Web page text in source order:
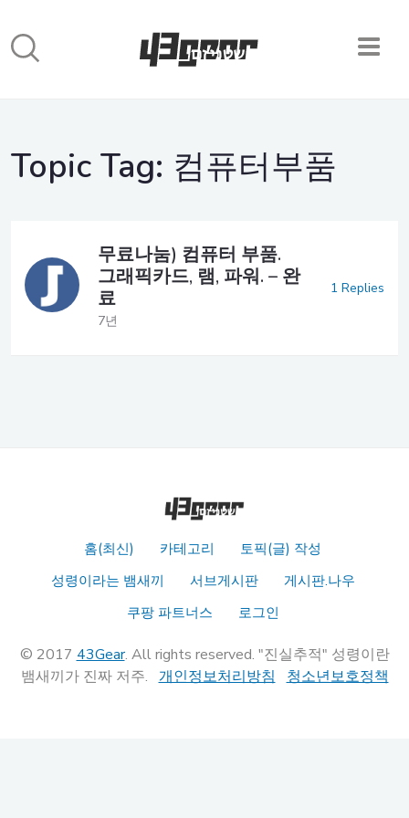
Topic Tag: 컴퓨터부품
무료나눔) 컴퓨터 부품.
그래픽카드, 램, 파워. – 완
료
7년
1 Replies
홈(최신) 카테고리
토픽(글) 작성
성령이라는 뱀새끼
서브게시판
게시판.나우
쿠팡 파트너스
로그인
© 2017 43Gear. All rights reserved. "진실추적" 성령이란
뱀새끼가 진짜 저주. 개인정보처리방침 청소년보호정책